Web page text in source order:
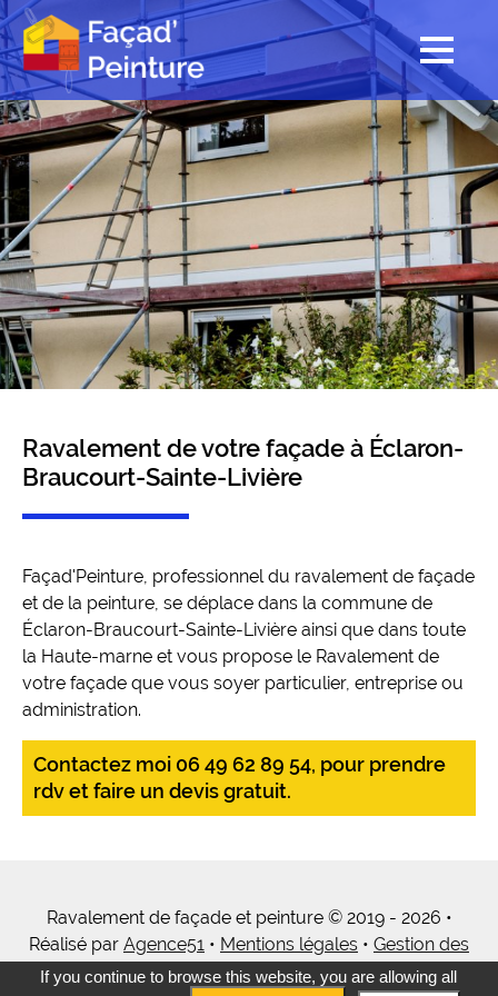
Ravalement de votre façade à Éclaron-
Braucourt-Sainte-Livière
Façad'Peinture, professionnel du ravalement de façade
et de la peinture, se déplace dans la commune de
Éclaron-Braucourt-Sainte-Livière ainsi que dans toute
la Haute-marne et vous propose le Ravalement de
votre façade que vous soyer particulier, entreprise ou
administration.
Contactez moi 06 49 62 89 54, pour prendre
rdv et faire un devis gratuit.
Ravalement de façade et peinture © 2019 - 2026 •
Réalisé par Agence51 • Mentions légales • Gestion des
cookies•Tous mes services
If you continue to browse this website, you are allowing all